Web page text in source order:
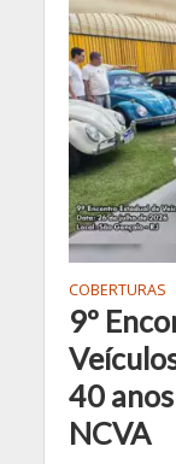
COBERTURAS
9º
40
NCVA